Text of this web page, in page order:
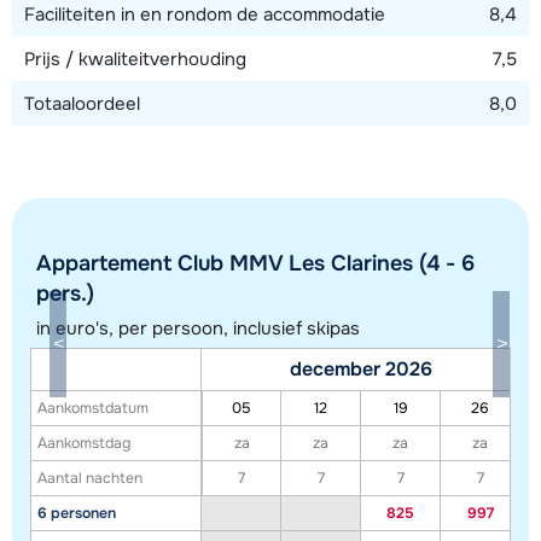
Toon alle accommodaties in dit gebied
exacte locatie kan enigszins afwijken.
Faciliteiten in en rondom de accommodatie
8,4
Prijs / kwaliteitverhouding
7,5
Totaaloordeel
8,0
Appartement Club MMV Les Clarines (4 - 6
pers.)
in euro's, per persoon, inclusief skipas
Aankomstdatum
Aankomstdag
Aantal nachten
6 personen
december 2026
05 12 19
26
za
za za
za
7
7 7
7
825
997